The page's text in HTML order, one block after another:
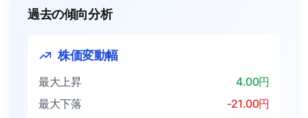
過去の傾向分析
株価変動幅
最大上昇
4.00円
最大下落
-21.00円